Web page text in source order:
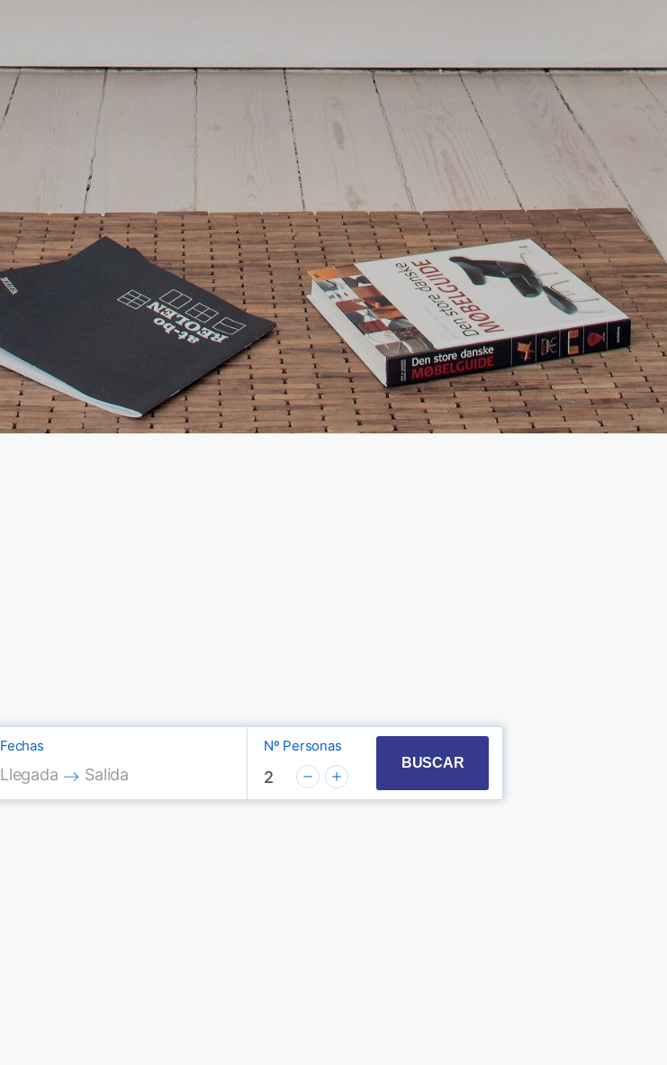
Fechas
Press the down arrow key to interact with the calendar and select a date. Press the
Llegada
Press the down arrow key to interact with the calendar and select a date.
Salida
Nº Personas
2
BUSCAR